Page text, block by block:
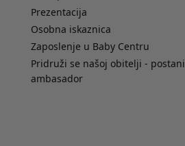
Prezentacija
Osobna iskaznica
Zaposlenje u Baby Centru
Pridruži se našoj obitelji - postani
ambasador